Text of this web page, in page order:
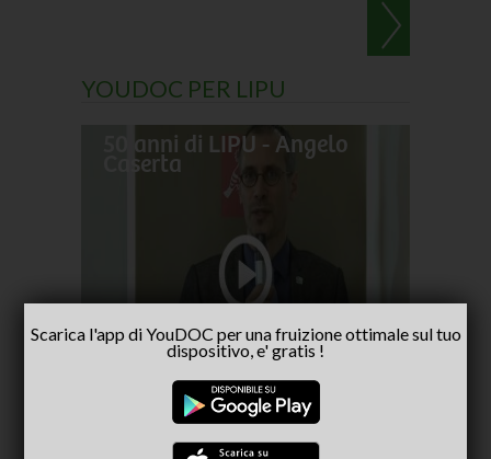
YOUDOC PER LIPU
50 anni di LIPU - Angelo
Caserta
No
Capria
Scarica l'app di YouDOC per una fruizione ottimale sul tuo
dispositivo, e' gratis !